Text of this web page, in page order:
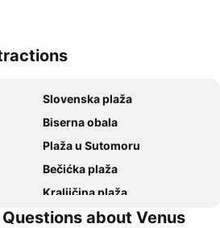
Slovenska plaža
Biserna obala
Plaža u Sutomoru
Bečićka plaža
Kraljičina plaža
Pržno
about Venus